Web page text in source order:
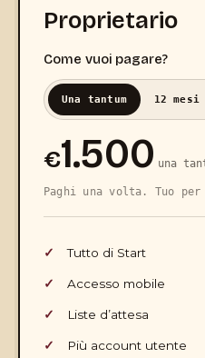
Proprietario
Come vuoi pagare?
Una tantum 12 mesi
€1.500 una
Paghi una volta. Tuo per
Tutto di Start
Accesso mobile
Liste d’attesa
Più account utente